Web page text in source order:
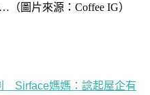
圖片來源：Coffee IG）
Sirface媽媽：諗起屋企有